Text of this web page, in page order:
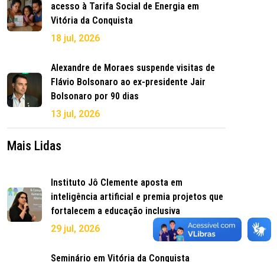
acesso à Tarifa Social de Energia em
Vitória da Conquista
18 jul, 2026
Alexandre de Moraes suspende visitas de
Flávio Bolsonaro ao ex-presidente Jair
Bolsonaro por 90 dias
13 jul, 2026
Mais Lidas
Instituto Jô Clemente aposta em
inteligência artificial e premia projetos que
fortalecem a educação inclusiva
29 jul, 2026
Seminário em Vitória da Conquista